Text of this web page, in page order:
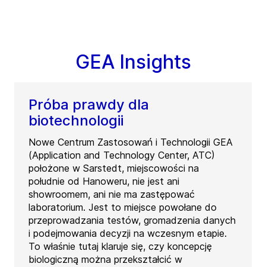
GEA Insights
Próba prawdy dla
biotechnologii
Nowe Centrum Zastosowań i Technologii GEA
(Application and Technology Center, ATC)
położone w Sarstedt, miejscowości na
południe od Hanoweru, nie jest ani
showroomem, ani nie ma zastępować
laboratorium. Jest to miejsce powołane do
przeprowadzania testów, gromadzenia danych
i podejmowania decyzji na wczesnym etapie.
To właśnie tutaj klaruje się, czy koncepcję
biologiczną można przekształcić w